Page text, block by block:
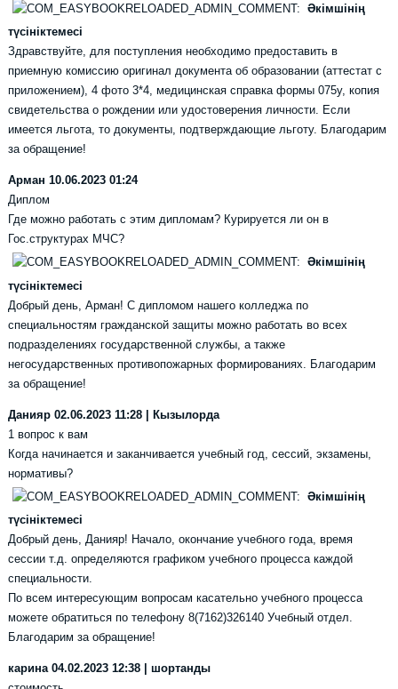
Әкімшінің
түсініктемесі
Здравствуйте, для поступления необходимо предоставить в
приемную комиссию оригинал документа об образовании (аттестат с
приложением), 4 фото 3*4, медицинская справка формы 075у, копия
свидетельства о рождении или удостоверения личности. Если
имеется льгота, то документы, подтверждающие льготу. Благодарим
за обращение!
Арман 10.06.2023 01:24
Диплом
Где можно работать с этим дипломам? Курируется ли он в
Гос.структурах МЧС?
Әкімшінің
түсініктемесі
Добрый день, Арман! С дипломом нашего колледжа по
специальностям гражданской защиты можно работать во всех
подразделениях государственной службы, а также
негосударственных противопожарных формированиях. Благодарим
за обращение!
Данияр 02.06.2023 11:28 | Кызылорда
1 вопрос к вам
Когда начинается и заканчивается учебный год, сессий, экзамены,
нормативы?
Әкімшінің
түсініктемесі
Добрый день, Данияр! Начало, окончание учебного года, время
сессии т.д. определяются графиком учебного процесса каждой
специальности.
По всем интересующим вопросам касательно учебного процесса
можете обратиться по телефону 8(7162)326140 Учебный отдел.
Благодарим за обращение!
карина 04.02.2023 12:38 | шортанды